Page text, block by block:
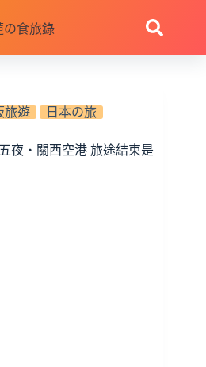
の食旅錄
旅遊 日本の旅
夜‧關西空港 旅途結束是